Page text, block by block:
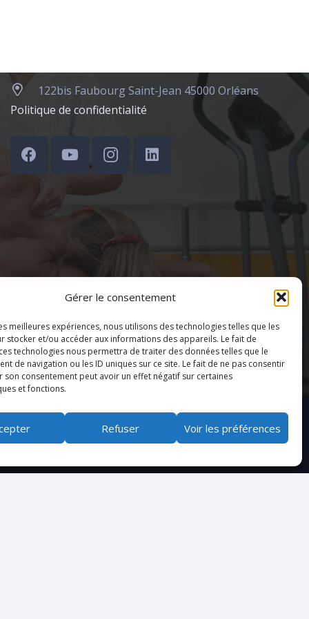
Gérer le consentement
meilleures expériences, nous utilisons des technologies telles que les
stocker et/ou accéder aux informations des appareils. Le fait de
technologies nous permettra de traiter des données telles que le
de navigation ou les ID uniques sur ce site. Le fait de ne pas consentir
son consentement peut avoir un effet négatif sur certaines
et fonctions.
Refuser Voir les préférences
122bis Faubourg Saint-Jean 45000 Orléans
Politique de confidentialité